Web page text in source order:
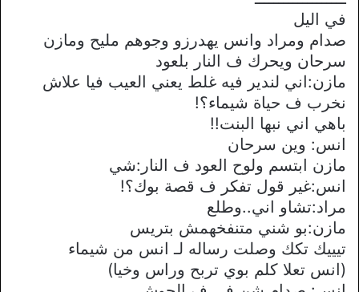
في اليل
صدام ومراد وانس يهدرزو وجوهم مليح ومازن
سرحان ويحرك ف النار بلعود
مازن:اني لندير فيه غلط يعني العيب فيا علاش
نخرب ف حياة شيماء؟!
باهي اني نبها البنت!!
انس: وين سرحان
مازن ابتسم ولوح العود ف النار:شي
انس:غير قول تفكر ف قصة بوك؟!
مراد:تشاو اني..وطلع
مازن:بو شني متنفخهمش بتريس
تيييك تكك وصلت رساله لـ انس من شيماء
(انس تعلا كلم بوي تربح وراس وخيا)